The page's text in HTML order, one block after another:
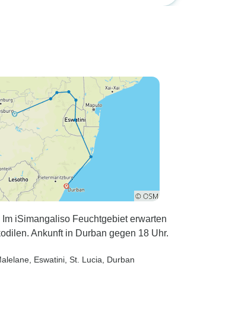
iSimangaliso Feuchtgebiet erwarten
Ankunft in Durban gegen 18 Uhr.
, Eswatini , St. Lucia , Durban